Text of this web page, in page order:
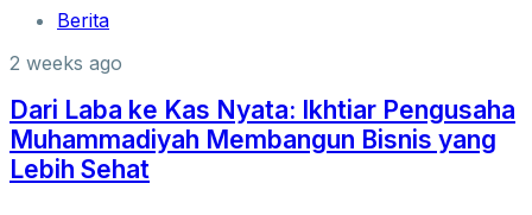
Berita
2 weeks ago
Dari Laba ke Kas Nyata: Ikhtiar Pengusaha
Muhammadiyah Membangun Bisnis yang
Lebih Sehat